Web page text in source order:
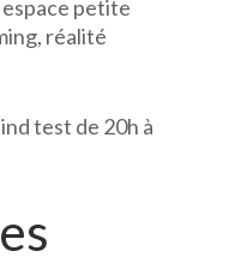
espace petite
réalité
test de 20h à